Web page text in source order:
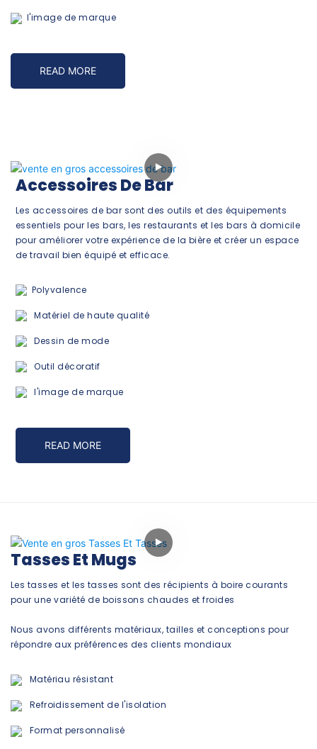
l'image de marque
READ MORE
Accessoires De Bar
Les accessoires de bar sont des outils et des équipements
essentiels pour les bars, les restaurants et les bars à domicile
pour améliorer votre expérience de la bière et créer un espace
de travail bien équipé et efficace.
Polyvalence
Matériel de haute qualité
Dessin de mode
Outil décoratif
l'image de marque
READ MORE
Tasses Et Mugs
Les tasses et les tasses sont des récipients à boire courants
pour une variété de boissons chaudes et froides
Nous avons différents matériaux, tailles et conceptions pour
répondre aux préférences des clients mondiaux
Matériau résistant
Refroidissement de l'isolation
Format personnalisé